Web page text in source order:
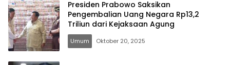
Presiden Prabowo Saksikan
Pengembalian Uang Negara Rp13,2
Triliun dari Kejaksaan Agung
Umum Oktober 20, 2025